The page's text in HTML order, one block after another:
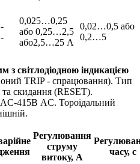
0,025…0,25
або 0,25…2,5
або2,5…25 А
0,02…0,5 або
0,2…5
з світлодіодною індикацією
TRIP - спрацювання). Тип
скидання (RESET).
415В AC. Тороідальний
Регулювання
струму
витоку, А
часу, с